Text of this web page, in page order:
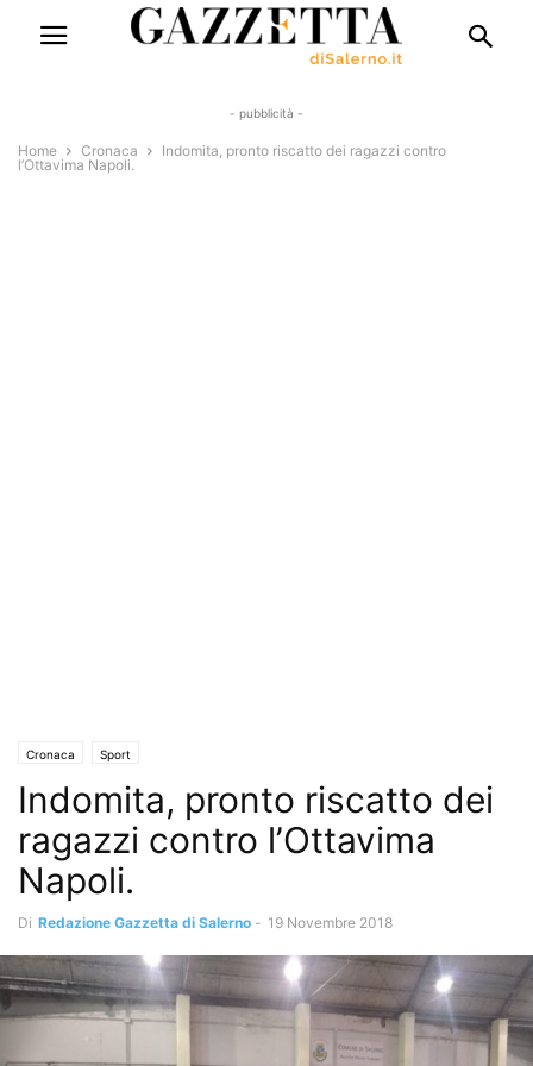
- pubblicità -
Home Cronaca
Indomita, pronto riscatto dei ragazzi contro
l’Ottavima Napoli.
Cronaca Sport
Indomita, pronto riscatto dei
ragazzi contro l’Ottavima
Napoli.
Di Redazione Gazzetta di Salerno - 19 Novembre 2018